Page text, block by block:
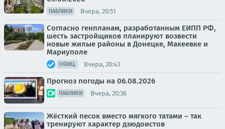
ПАБЛИКИ Вчера, 20:51
Согласно генпланам, разработанным ЕИПП РФ,
шесть застройщиков планируют возвести
новые жилые районы в Донецке, Макеевке и
Мариуполе
ОФИЦ. Вчера, 20:43
Прогноз погоды на 06.08.2026
ПАБЛИКИ Вчера, 20:36
Жёсткий песок вместо мягкого татами – так
тренируют характер дзюдоистов